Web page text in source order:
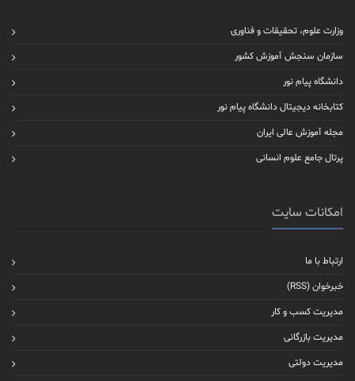
وزارت علوم، تحقیقات و فناوری
سازمان سنجش آموزش کشور
دانشگاه پیام نور
کتابخانه دیجیتال دانشگاه پیام نور
مجله آموزش عالی ایران
پرتال جامع علوم انسانی
امکانات سایت
ارتباط با ما
خبرخوان (RSS)
مدیریت کسب و کار
مدیریت بازرگانی
مدیریت دولتی